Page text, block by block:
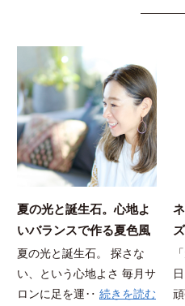
夏の光と誕生石。心地よ
いバランスで作る夏色風
水ネイル｜中目黒 RURI
NAIL
夏の光と誕生石。 探さな
い、という心地よさ 毎月サ
ロンに足を運‥ 続きを読む